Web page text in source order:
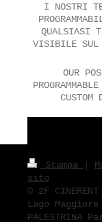
I NOSTRI
QUALSIASI
VISIBILE SUL
OUR
Stampa
sito
© 2F
Lago
PALESTRINA